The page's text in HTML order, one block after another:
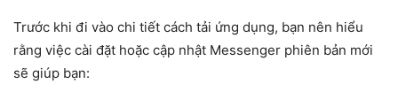
Trước khi đi vào chi tiết cách tải ứng dụng, bạn nên hiểu
rằng việc cài đặt hoặc cập nhật Messenger phiên bản mới
sẽ giúp bạn: